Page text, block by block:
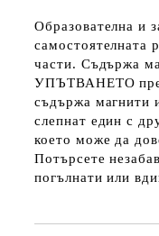
Образователна и
самостоятелната
части. Съдържа
УПЪТВАНЕТО
съдържа магнити
слепнат един с
което може да
Потърсете
погълнати или